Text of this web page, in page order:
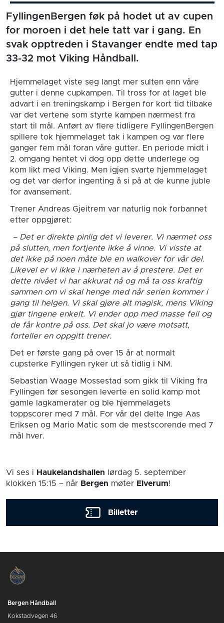
FyllingenBergen føk på hodet ut av cupen
for moroen i det hele tatt var i gang. En
svak opptreden i Stavanger endte med tap
33-32 mot Viking Håndball.
Hjemmelaget viste seg langt mer sulten enn våre
gutter i denne cupkampen. Til tross for at laget ble
advart i en treningskamp i Bergen for kort tid tilbake
var det vertene som styrte kampen nærmest fra
start til mål. Anført av flere tidligere FyllingenBergen
spillere tok hjemmelaget tak i kampen og var flere
ganger fem mål foran våre gutter. En periode midt i
2. omgang hentet vi dog opp dette underlege og
kom likt med Viking. Men igjen svarte hjemmelaget
og det var derfor ingenting å si på at de kunne juble
for avansement.
Trener Andreas Gjeitrem var naturlig nok forbannet
etter oppgjøret:
– Det er direkte pinlig det vi leverer. Vi nærmet oss
på slutten, men fortjente ikke å vinne. Vi visste at
det ikke på noen måte ble en walkover for vår del.
Likevel er vi ikke i nærheten av å prestere. Det er
dette nivået vi har akkurat nå og må ta oss kraftig
sammen om vi skal henge med når serien kommer i
gang til helgen. Vi skal gjøre alt magisk, mens Viking
gjør tingene enkelt. Vi ender opp med masse feil og
de får kontre på oss. Det skal jo være motsatt,
forteller en oppgitt trener.
Det er første gang på over 15 år at normalt
cupsterke Fyllingen ryker ut så tidlig i NM.
Sebastian Waage Mossestad som gikk til Viking fra
Fyllingen før sesongen leverte en solid kamp mot
gamle lagkamerater og ble hjemmelagets
toppscorer med 7 mål. For vår del delte Inge Aas
Eriksen og Mario Matic som de mestscorende med 7
mål hver.
Vi ses i Haukelandshallen lørdag 5. september
klokken 15:15 – når Bergen møter Elverum!
Billetter
Bergen Håndball
Kokstadvegen 46